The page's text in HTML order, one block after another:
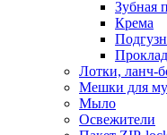
Зубная
Крема
Лотки, ланч-
Мешки для
Мыло
Освежители